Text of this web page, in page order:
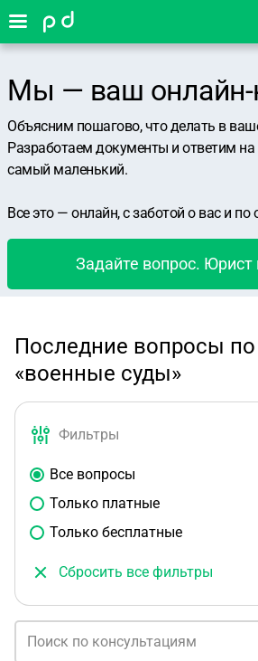
Мы — ваш онлайн-
Объясним пошагово, что делать в
Разработаем документы и ответим
самый маленький.
Все это — онлайн, с заботой о вас и
Задайте вопрос.
Последние вопросы
«военные суды»
Фильтры
Все вопросы
Только платные
Только бесплатные
Сбросить все фильтры